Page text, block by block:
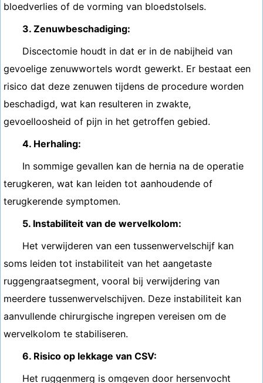
bloedverlies of de vorming van bloedstolsels.
3. Zenuwbeschadiging:
Discectomie houdt in dat er in de nabijheid van
gevoelige zenuwwortels wordt gewerkt. Er bestaat een
risico dat deze zenuwen tijdens de procedure worden
beschadigd, wat kan resulteren in zwakte,
gevoelloosheid of pijn in het getroffen gebied.
4. Herhaling:
In sommige gevallen kan de hernia na de operatie
terugkeren, wat kan leiden tot aanhoudende of
terugkerende symptomen.
5. Instabiliteit van de wervelkolom:
Het verwijderen van een tussenwervelschijf kan
soms leiden tot instabiliteit van het aangetaste
ruggengraatsegment, vooral bij verwijdering van
meerdere tussenwervelschijven. Deze instabiliteit kan
aanvullende chirurgische ingrepen vereisen om de
wervelkolom te stabiliseren.
6. Risico op lekkage van CSV:
Het ruggenmerg is omgeven door hersenvocht